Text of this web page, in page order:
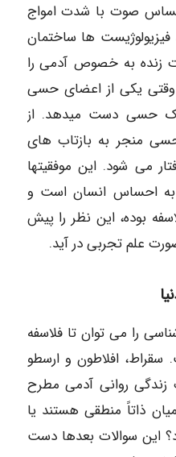
احساس صوت با شدت امواج
فیزیولوژیست ها ساختمان
زنده به خصوص آدمی را
یکی از اعضای حسی
حسی دست میدهد. از
منجر به بازتاب های
می شود. این موفقیتها
احساس انسان است و
بوده، این نظر را پیش
علم تجربی در آید.
را می توان تا فلاسفه
سقراط، افلاطون و ارسطو
روانی آدمی مطرح
ذاتاً منطقی هستند یا
این سوالات بعدها دست